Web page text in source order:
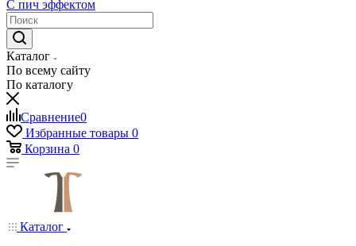
С пич эффектом
Каталог
По всему сайту
По каталогу
Сравнение0
Избранные товары 0
Корзина 0
Каталог